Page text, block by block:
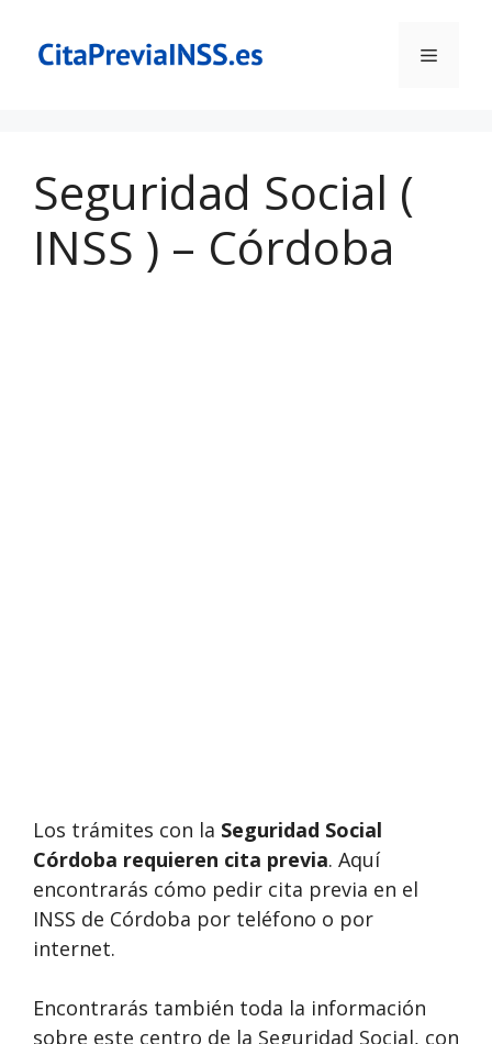
contenido
Menú
Seguridad Social (
INSS ) – Córdoba
Los trámites con la Seguridad Social
Córdoba requieren cita previa. Aquí
encontrarás cómo pedir cita previa en el
INSS de Córdoba por teléfono o por
internet.
Encontrarás también toda la información
sobre este centro de la Seguridad Social, con